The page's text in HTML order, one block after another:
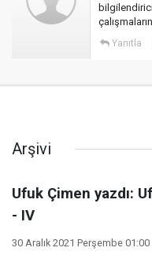
Yanıtla
Arşivi
Ufuk Çimen yazdı:
- IV
30 Aralık 2021 Perşembe 01:00